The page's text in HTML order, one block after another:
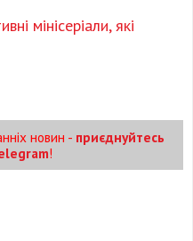
мінісеріали, які
новин - приєднуйтесь
!